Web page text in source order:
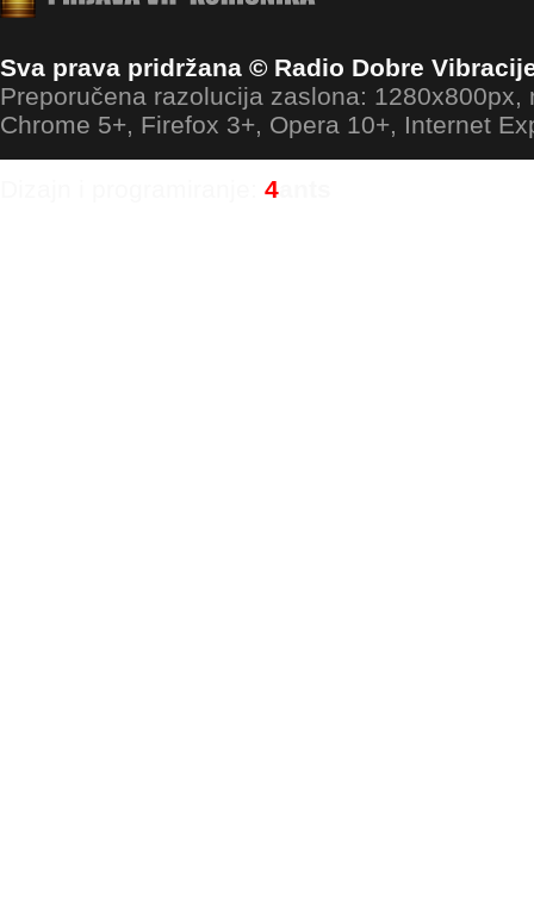
Sva prava pridržana © Radio Dobre
Preporučena razolucija zaslona: 1280x800px,
Chrome 5+, Firefox 3+, Opera 10+, Internet
4